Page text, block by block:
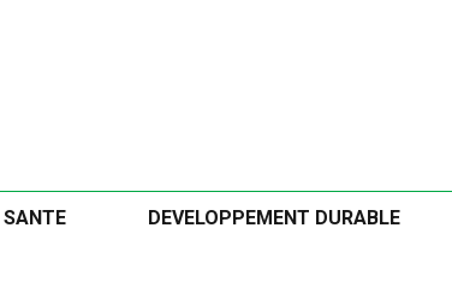
SANTE DEVELOPPEMENT DURABLE